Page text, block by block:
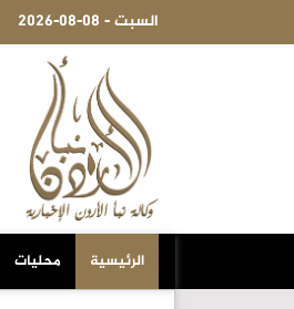
2026-08-08 - السبت
معايير صارمة جديدة لبيع
الرئيسية محليات